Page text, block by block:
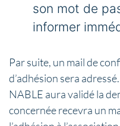
son mot de
informer
Par suite, un mail de
d’adhésion sera
NABLE aura validé la
concernée recevra un